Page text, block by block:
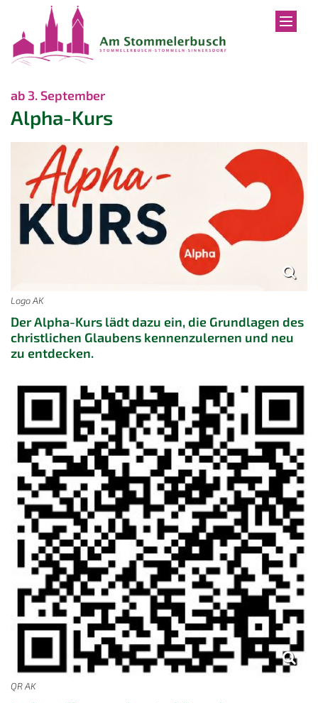
Zum Inhalt springen
ab 3. September:
Alpha-Kurs
Logo AK
Der Alpha-Kurs lädt dazu ein, die Grundlagen des
christlichen Glaubens kennenzulernen und neu
zu entdecken.
QR AK